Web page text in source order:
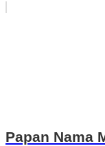
Papan Nama